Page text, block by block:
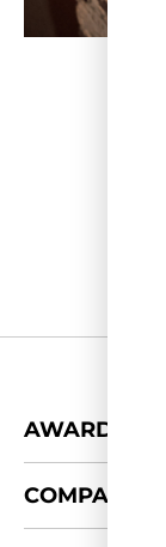
AWARDS
COMPANY